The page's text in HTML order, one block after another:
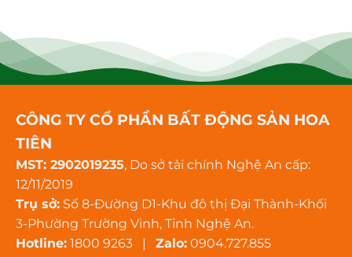
CÔNG TY CỔ PHẦN BẤT ĐỘNG SẢN HOA
TIÊN
MST: 2902019235, Do sở tài chính Nghệ An cấp:
12/11/2019
Trụ sở: Số 8-Đường D1-Khu đô thị Đại Thành-Khối
3-Phường Trường Vinh, Tỉnh Nghệ An.
Hotline: 1800 9263 | Zalo: 0904.727.855